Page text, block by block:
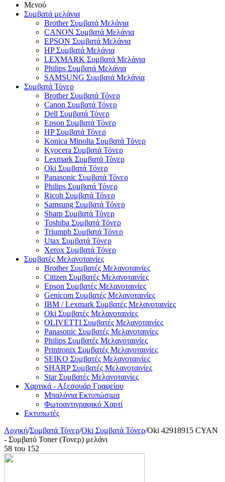
Μενού
Συμβατά μελάνια
Brother Συμβατά Μελάνια
CANON Συμβατά Μελάνια
EPSON Συμβατά Μελάνια
HP Συμβατά Μελάνια
LEXMARK Συμβατά Μελάνια
Philips Συμβατά Μελάνια
SAMSUNG Συμβατά Μελάνια
Συμβατά Τόνερ
Brother Συμβατά Τόνερ
Canon Συμβατά Τόνερ
Dell Συμβατά Τόνερ
Epson Συμβατά Τόνερ
HP Συμβατά Τόνερ
Konica Minolta Συμβατά Τόνερ
Kyocera Συμβατά Τόνερ
Lexmark Συμβατά Τόνερ
Oki Συμβατά Τόνερ
Panasonic Συμβατά Τόνερ
Philips Συμβατά Τόνερ
Ricoh Συμβατά Τόνερ
Samsung Συμβατά Τόνερ
Sharp Συμβατά Τόνερ
Toshiba Συμβατά Τόνερ
Triumph Συμβατά Τόνερ
Utax Συμβατά Τόνερ
Xerox Συμβατά Τόνερ
Συμβατές Μελανοταινίες
Brother Συμβατές Μελανοταινίες
Citizen Συμβατές Μελανοταινίες
Epson Συμβατές Μελανοταινίες
Genicom Συμβατές Μελανοταινίες
IBM / Lexmark Συμβατές Μελανοταινίες
Oki Συμβατές Μελανοταινίες
OLIVETTI Συμβατές Μελανοταινίες
Panasonic Συμβατές Μελανοταινίες
Philips Συμβατές Μελανοταινίες
Printronix Συμβατές Μελανοταινίες
SEIKO Συμβατές Μελανοταινίες
SHARP Συμβατές Μελανοταινίες
Star Συμβατές Μελανοταινίες
Χαρτικά - Αξεσουάρ Γραφείου
Μπαλόνια Εκτυπώσιμα
Φωτοαντιγραφικό Χαρτί
Εκτυπωτές
Αρχική/Συμβατά Τόνερ/Oki Συμβατά Τόνερ/Oki 42918915 CYAN
- Συμβατό Toner (Τονερ) μελάνι
58 του 152